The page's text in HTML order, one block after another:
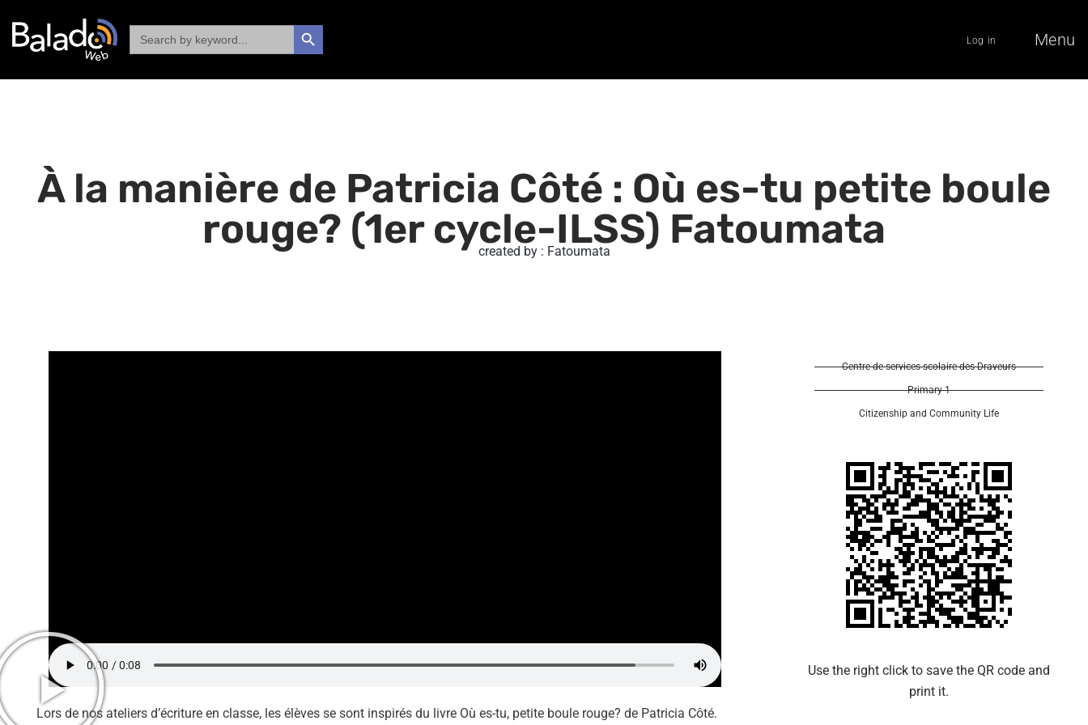
Search
for:
SEARCH BUTTON Log in Menu
À la manière de Patricia Côté : Où es-tu petite boule
rouge? (1er cycle-ILSS) Fatoumata
created by : Fatoumata
Lors de nos ateliers d’écriture en classe, les élèves se sont inspirés du livre Où es-tu, petite boule rouge? de Patricia Côté.
Centre de services scolaire des Draveurs
Primary 1
Citizenship and Community Life
Use the right click to save the QR code and
print it.​​